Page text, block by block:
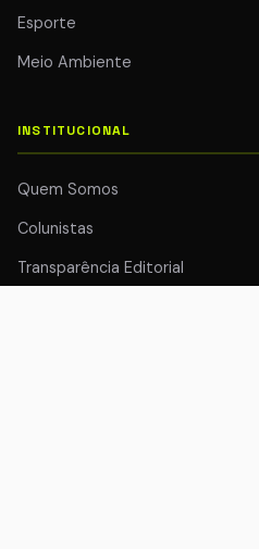
Esporte
Meio Ambiente
INSTITUCIONAL
Quem Somos
Colunistas
Transparência Editorial